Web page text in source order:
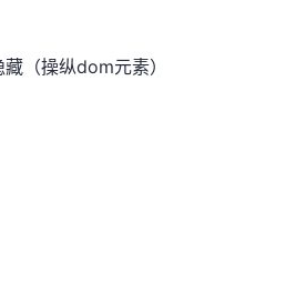
（操纵dom元素）